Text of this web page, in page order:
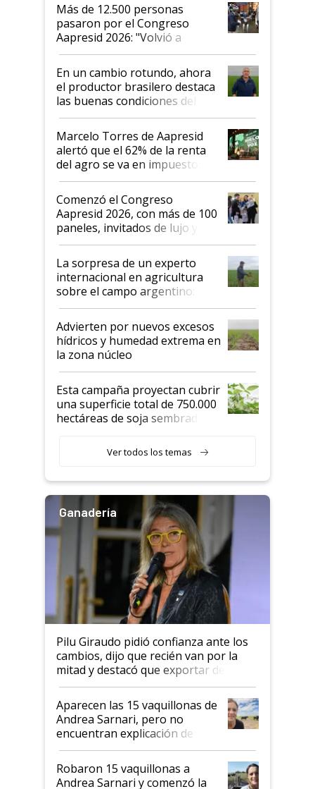
Más de 12.500 personas
pasaron por el Congreso
Aapresid 2026: "Volvió a
demostrar que hablar del
suelo es hablar de todo el
sistema productivo"
En un cambio rotundo, ahora
el productor brasilero destaca
las buenas condiciones del
agro argentino para invertir:
"Los veo más motivados"
Marcelo Torres de Aapresid
alertó que el 62% de la renta
del agro se va en impuestos:
"No es bueno que en
Argentina se sigan discutiendo
las mismas cosas de hace 50
años"
Comenzó el Congreso
Aapresid 2026, con más de 100
paneles, invitados de lujo y
todas las tendencias
La sorpresa de un experto
internacional en agricultura
sobre el campo argentino:
"Estoy muy impresionado"
Advierten por nuevos excesos
hídricos y humedad extrema en
la zona núcleo
Esta campaña proyectan cubrir
una superficie total de 750.000
hectáreas de soja sembradas
variedades que marcan un
salto tecnológico en genética y
Ver todos los temas
Ganadería
Pilu Giraudo pidió confianza ante los
cambios, dijo que recién van por la
mitad y destacó que exportar dejó de
ser "para unos pocos": "Tenemos un
mandato muy claro del gobierno
nacional"
Aparecen las 15 vaquillonas de
Andrea Sarnari, pero no
encuentran explicación de
cómo llegaron allí
Robaron 15 vaquillonas a
Andrea Sarnari y comenzó la